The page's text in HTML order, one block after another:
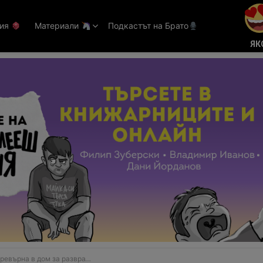
Материали Подкастът на Брато
Надзирателки правят чок-чок с лишени от свобода